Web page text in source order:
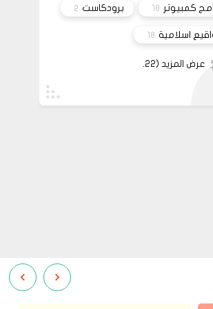
كمبيوتر 18 برودكاست 2
اسلامية 18
عرض المزيد (22)